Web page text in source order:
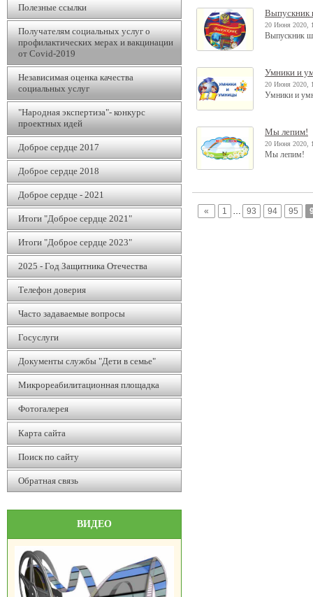
Полезные ссылки
Получателям социальных услуг о
профилактических мерах и вакцинации
от Covid-2019
Независимая оценка качества
социальных услуг
"Народная экспертиза"- конкурс
проектных идей
Доброе сердце 2017
Доброе сердце 2018
Доброе сердце - 2021
Итоги "Доброе сердце 2021"
Итоги "Доброе сердце 2023"
2025 - Год Защитника Отечества
Телефон доверия
Часто задаваемые вопросы
Госуслуги
Документы службы "Дети в семье"
Микрореабилитационная площадка
Фотогалерея
Карта сайта
Поиск по сайту
Обратная связь
ВИДЕО
Выпускник
20 Июня 2020,
Выпускник
Умники и
20 Июня 2020,
Умники и
Мы лепим!
20 Июня 2020,
Мы лепим!
« 1 … 93 94 95